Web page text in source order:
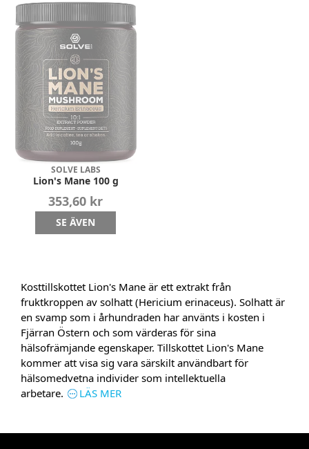
SOLVE LABS
Lion's Mane 100 g
353,60 kr
SE ÄVEN
Kosttillskottet Lion's Mane är ett extrakt från
fruktkroppen av solhatt (Hericium erinaceus). Solhatt är
en svamp som i århundraden har använts i kosten i
Fjärran Östern och som värderas för sina
hälsofrämjande egenskaper. Tillskottet Lion's Mane
kommer att visa sig vara särskilt användbart för
hälsomedvetna individer som intellektuella
arbetare.
LÄS MER